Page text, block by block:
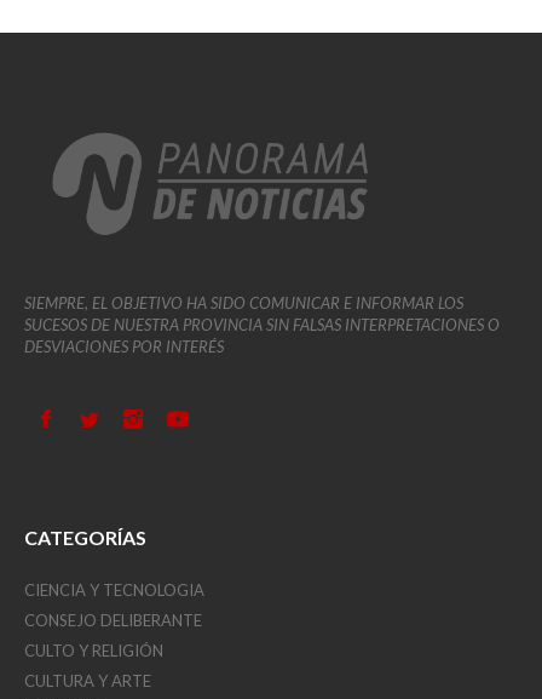
SIEMPRE, EL OBJETIVO HA SIDO COMUNICAR E INFORMAR LOS
SUCESOS DE NUESTRA PROVINCIA SIN FALSAS INTERPRETACIONES O
DESVIACIONES POR INTERÉS
CATEGORÍAS
CIENCIA Y TECNOLOGIA
CONSEJO DELIBERANTE
CULTO Y RELIGIÓN
CULTURA Y ARTE